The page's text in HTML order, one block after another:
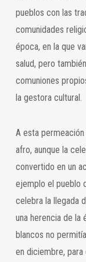
pueblos con las
comunidades
época, en la que
salud, pero
comuniones
la gestora cultural.
A esta
afro, aunque la
convertido en un
ejemplo el pueblo
celebra la llegada
una herencia de la
blancos no
en diciembre,